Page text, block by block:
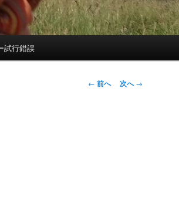
試行錯誤
投
← 前へ 次へ→